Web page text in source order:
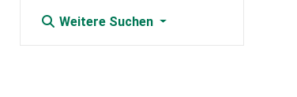
Weitere Suchen